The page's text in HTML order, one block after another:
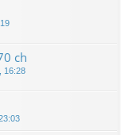
ch
16:28